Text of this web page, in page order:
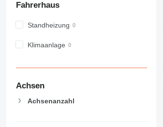
Fahrerhaus
Standheizung
Klimaanlage
Achsen
Achsenanzahl